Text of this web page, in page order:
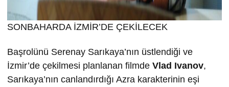
SONBAHARDA İZMİR’DE ÇEKİLECEK
Başrolünü Serenay Sarıkaya’nın üstlendiği ve
İzmir’de çekilmesi planlanan filmde Vlad Ivanov,
Sarıkaya’nın canlandırdığı Azra karakterinin eşi